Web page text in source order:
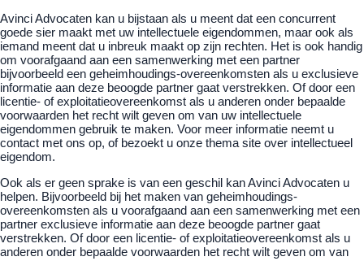
Avinci Advocaten kan u bijstaan als u meent dat een concurrent
goede sier maakt met uw intellectuele eigendommen, maar ook als
iemand meent dat u inbreuk maakt op zijn rechten. Het is ook handig
om voorafgaand aan een samenwerking met een partner
bijvoorbeeld een geheimhoudings-overeenkomsten als u exclusieve
informatie aan deze beoogde partner gaat verstrekken. Of door een
licentie- of exploitatieovereenkomst als u anderen onder bepaalde
voorwaarden het recht wilt geven om van uw intellectuele
eigendommen gebruik te maken. Voor meer informatie neemt u
contact met ons op, of bezoekt u onze thema site over intellectueel
eigendom.
Ook als er geen sprake is van een geschil kan Avinci Advocaten u
helpen. Bijvoorbeeld bij het maken van geheimhoudings-
overeenkomsten als u voorafgaand aan een samenwerking met een
partner exclusieve informatie aan deze beoogde partner gaat
verstrekken. Of door een licentie- of exploitatieovereenkomst als u
anderen onder bepaalde voorwaarden het recht wilt geven om van